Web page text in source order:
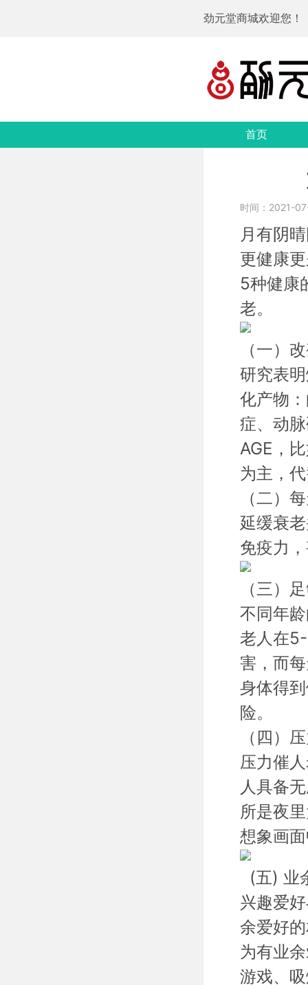
劲元堂商城欢迎您！
首页
时间：2021-
月有阴
更健康
5种健康
老。
（一）
研究表
化产物
症、动
AGE，
为主，
（二）
延缓衰
免疫力
（三）
不同年
老人在
害，而
身体得
险。
（四）
压力催
人具备
所是夜
想象画
(五) 业
兴趣爱
余爱好
为有业
游戏、